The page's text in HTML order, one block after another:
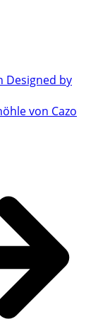
Designed by
von Cazo